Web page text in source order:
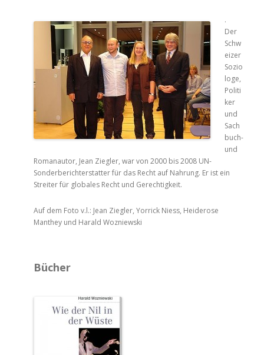
.
Der
Schw
eizer
Sozio
loge,
Politi
ker
und
Sach
buch-
und
Romanautor, Jean Ziegler, war von 2000 bis 2008 UN-
Sonderberichterstatter für das Recht auf Nahrung. Er ist ein
Streiter für globales Recht und Gerechtigkeit.
Auf dem Foto v.l.: Jean Ziegler, Yorrick Niess, Heiderose
Manthey und Harald Wozniewski
Bücher